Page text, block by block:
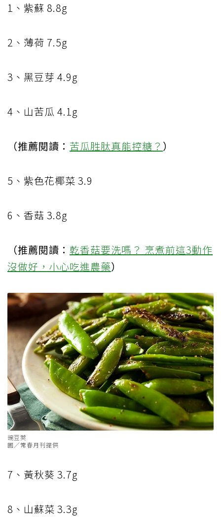
1 、紫蘇 8.8g
2 、薄荷 7.5g
3 、黑豆芽 4.9g
4 、山苦瓜 4.1g
（推薦閱讀： 苦瓜胜肽真能控糖？ ）
5 、紫色花椰菜 3.9
6 、香菇 3.8g
（推薦閱讀： 乾香菇要洗嗎？ 烹煮前這3動作
沒做好，小心吃進農藥）
豌豆莢
圖／常春月刊提供
7 、黃秋葵 3.7g
8 、山蘇菜 3.3g